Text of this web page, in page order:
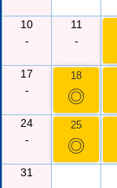
10
-
11
-
17
-
18
◎
24
-
25
◎
31